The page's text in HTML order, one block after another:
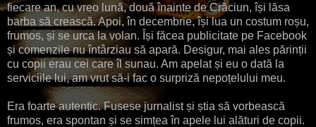
fiecare an, cu vreo lună, două înainte de Crăciun, își lăsa
barba să crească. Apoi, în decembrie, își lua un costum roșu,
frumos, și se urca la volan. Își făcea publicitate pe Facebook
și comenzile nu întârziau să apară. Desigur, mai ales părinții
cu copii erau cei care îl sunau. Am apelat și eu o dată la
serviciile lui, am vrut să-i fac o surpriză nepoțelului meu.
Era foarte autentic. Fusese jurnalist și știa să vorbească
frumos, era spontan și se simțea în apele lui alături de copii.